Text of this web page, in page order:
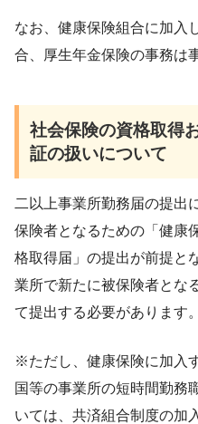
なお、健康保険組合に加入
合、厚生年金保険の事務は
社会保険の資格取得
証の扱いについて
二以上事業所勤務届の提出
保険者となるための「健康
格取得届」の提出が前提と
業所で新たに被保険者とな
て提出する必要があります。
※ただし、健康保険に加入
国等の事業所の短時間勤務
いては、共済組合制度の加